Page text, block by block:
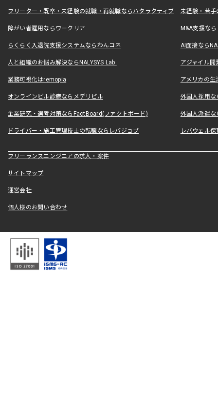
フリーター・既卒・未経験の就職・再就職ならハタラクティブ 未経験・若手
障がい者雇用ならワークリア M&A支援な
らくらく入退院支援システムならわんコネ AI面接なら
人と組織のお悩み解決ならNALYSYS Lab. アジャイル
業務可視化はremopia アメリカの
オンラインピル診療ならメデリピル 外国人採用
企業研究・選考対策ならFactBoard(ファクトボード) 外国人派遣な
ドライバー・施工管理技士の転職ならレバジョブ レバウェル
フリーランスエンジニアの求人・案件
サイトマップ
運営会社
個人様のお問い合わせ